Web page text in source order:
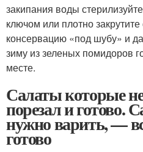
закипания воды
ключом или плотно
консервацию «под шубу» и
зиму из зеленых помидоров
месте.
Салаты которые
порезал и готово.
нужно варить, —
готово